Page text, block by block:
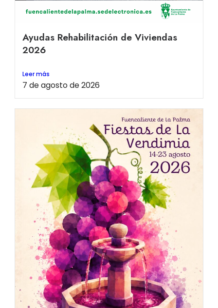
Ayudas Rehabilitación de Viviendas
2026
Leer más
7 de agosto de 2026